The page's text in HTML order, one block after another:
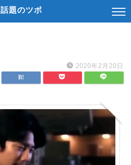
話題のツボ
2020年2月20日